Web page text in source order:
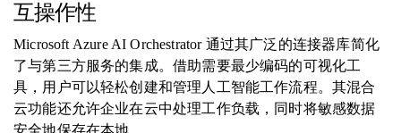
互操作性
Microsoft Azure AI Orchestrator 通过其广泛的连接器库简化
了与第三方服务的集成。借助需要最少编码的可视化工
具，用户可以轻松创建和管理人工智能工作流程。其混合
云功能还允许企业在云中处理工作负载，同时将敏感数据
安全地保存在本地。